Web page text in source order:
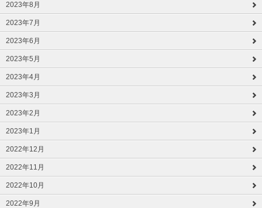
2023年8月
2023年7月
2023年6月
2023年5月
2023年4月
2023年3月
2023年2月
2023年1月
2022年12月
2022年11月
2022年10月
2022年9月